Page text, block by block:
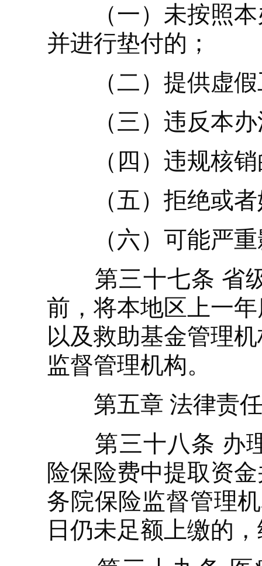
（一）未按照本
并进行垫付的；
（二）提供虚假
（三）违反本办
（四）违规核销
（五）拒绝或者
（六）可能严重
第三十七条 省级
前，将本地区上一
以及救助基金管理
监督管理机构。
第五章 法律责
第三十八条 办理
险保险费中提取资
务院保险监督管理
日仍未足额上缴的